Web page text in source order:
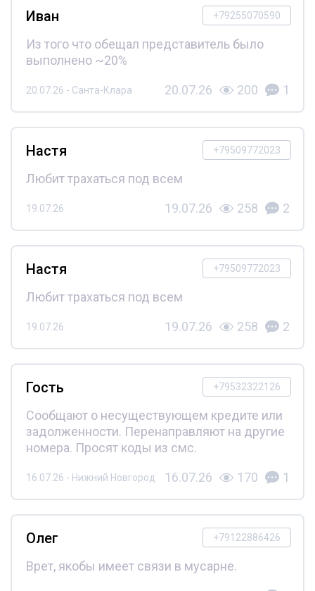
+79255070590
Иван
Из того что обещал представитель было
выполнено ~20%
20.07.26 - Санта-Клара 20.07.26 200 1
+79509772023
Настя
Любит трахаться под всем
19.07.26 19.07.26 258 2
+79509772023
Настя
Любит трахаться под всем
19.07.26 19.07.26 258 2
+79532322126
Гость
Сообщают о несуществующем кредите или
задолженности. Перенаправляют на другие
номера. Просят коды из смс.
16.07.26 - Нижний Новгород 16.07.26 170 1
+79122886426
Олег
Врет, якобы имеет связи в мусарне.